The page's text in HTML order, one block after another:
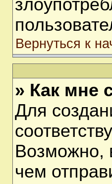
Вернуться к
» Как мне
Для
Возможно,
чем